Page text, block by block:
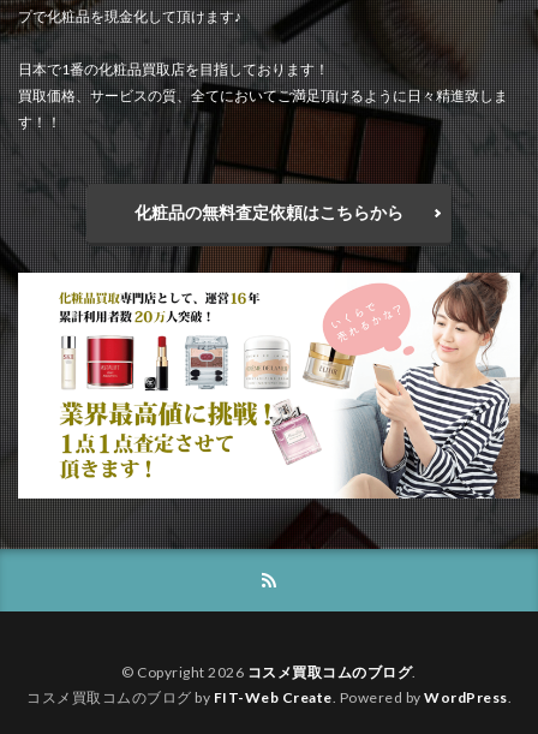
プで化粧品を現金化して頂けます♪
日本で1番の化粧品買取店を目指しております！
買取価格、サービスの質、全てにおいてご満足頂けるように日々精進致しま
す！！
化粧品の無料査定依頼はこちらから
© Copyright 2026 コスメ買取コムのブログ.
コスメ買取コムのブログ by FIT-Web Create . Powered by WordPress